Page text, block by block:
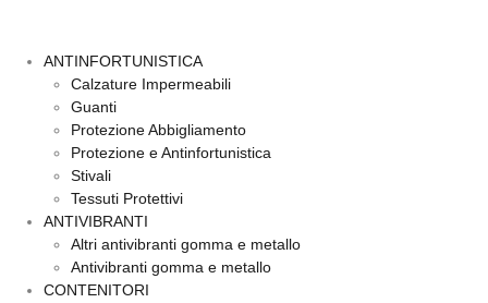
ANTINFORTUNISTICA
Calzature Impermeabili
Guanti
Protezione Abbigliamento
Protezione e Antinfortunistica
Stivali
Tessuti Protettivi
ANTIVIBRANTI
Altri antivibranti gomma e metallo
Antivibranti gomma e metallo
CONTENITORI